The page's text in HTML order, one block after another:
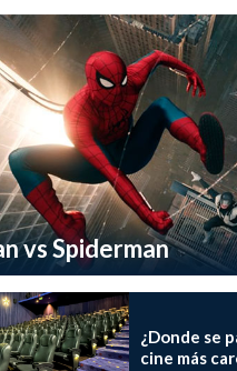
vs Spiderman
¿Donde se
cine más